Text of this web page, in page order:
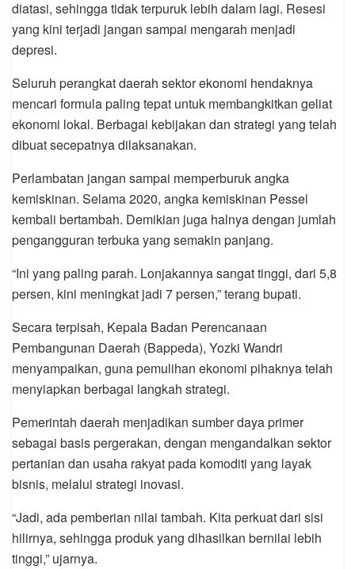
diatasi, sehingga tidak terpuruk lebih dalam lagi. Resesi
yang kini terjadi jangan sampai mengarah menjadi
depresi.
Seluruh perangkat daerah sektor ekonomi hendaknya
mencari formula paling tepat untuk membangkitkan geliat
ekonomi lokal. Berbagai kebijakan dan strategi yang telah
dibuat secepatnya dilaksanakan.
Perlambatan jangan sampai memperburuk angka
kemiskinan. Selama 2020, angka kemiskinan Pessel
kembali bertambah. Demikian juga halnya dengan jumlah
pengangguran terbuka yang semakin panjang.
“Ini yang paling parah. Lonjakannya sangat tinggi, dari 5,8
persen, kini meningkat jadi 7 persen,” terang bupati.
Secara terpisah, Kepala Badan Perencanaan
Pembangunan Daerah (Bappeda), Yozki Wandri
menyampaikan, guna pemulihan ekonomi pihaknya telah
menyiapkan berbagai langkah strategi.
Pemerintah daerah menjadikan sumber daya primer
sebagai basis pergerakan, dengan mengandalkan sektor
pertanian dan usaha rakyat pada komoditi yang layak
bisnis, melalui strategi inovasi.
“Jadi, ada pemberian nilai tambah. Kita perkuat dari sisi
hilirnya, sehingga produk yang dihasilkan bernilai lebih
tinggi,” ujarnya.